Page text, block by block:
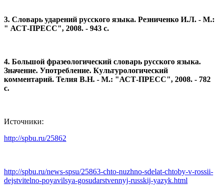
3. Словарь ударений русского языка. Резниченко И.Л. - М.:
" АСТ-ПРЕСС", 2008. - 943 с.
4. Большой фразеологический словарь русского языка.
Значение. Употребление. Культурологический
комментарий. Телия В.Н. - М.: "АСТ-ПРЕСС", 2008. - 782
с.
Источники:
http://spbu.ru/25862
http://spbu.ru/news-spsu/25863-chto-nuzhno-sdelat-chtoby-v-rossii-
dejstvitelno-poyavilsya-gosudarstvennyj-russkij-yazyk.html